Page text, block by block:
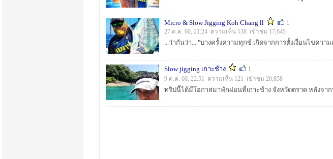
Micro & Slow Jigging Koh Chang ll 1
27 ต.ค. 60, 21:24 ความเห็น 138 เข้าชม 17,645
Slow jigging เกาะช้าง 1
9 ต.ค. 60, 22:51 ความเห็น 121 เข้าชม 20,858